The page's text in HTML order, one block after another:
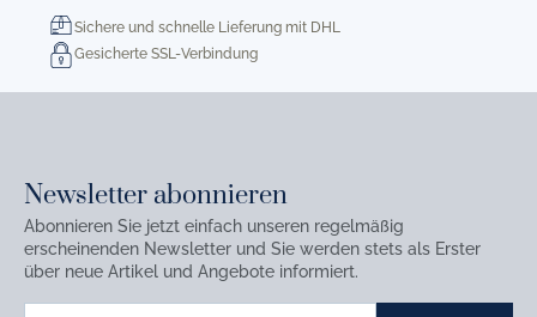
Sichere und schnelle Lieferung mit DHL
Gesicherte SSL-Verbindung
Newsletter abonnieren
Abonnieren Sie jetzt einfach unseren regelmäßig
erscheinenden Newsletter und Sie werden stets als Erster
über neue Artikel und Angebote informiert.